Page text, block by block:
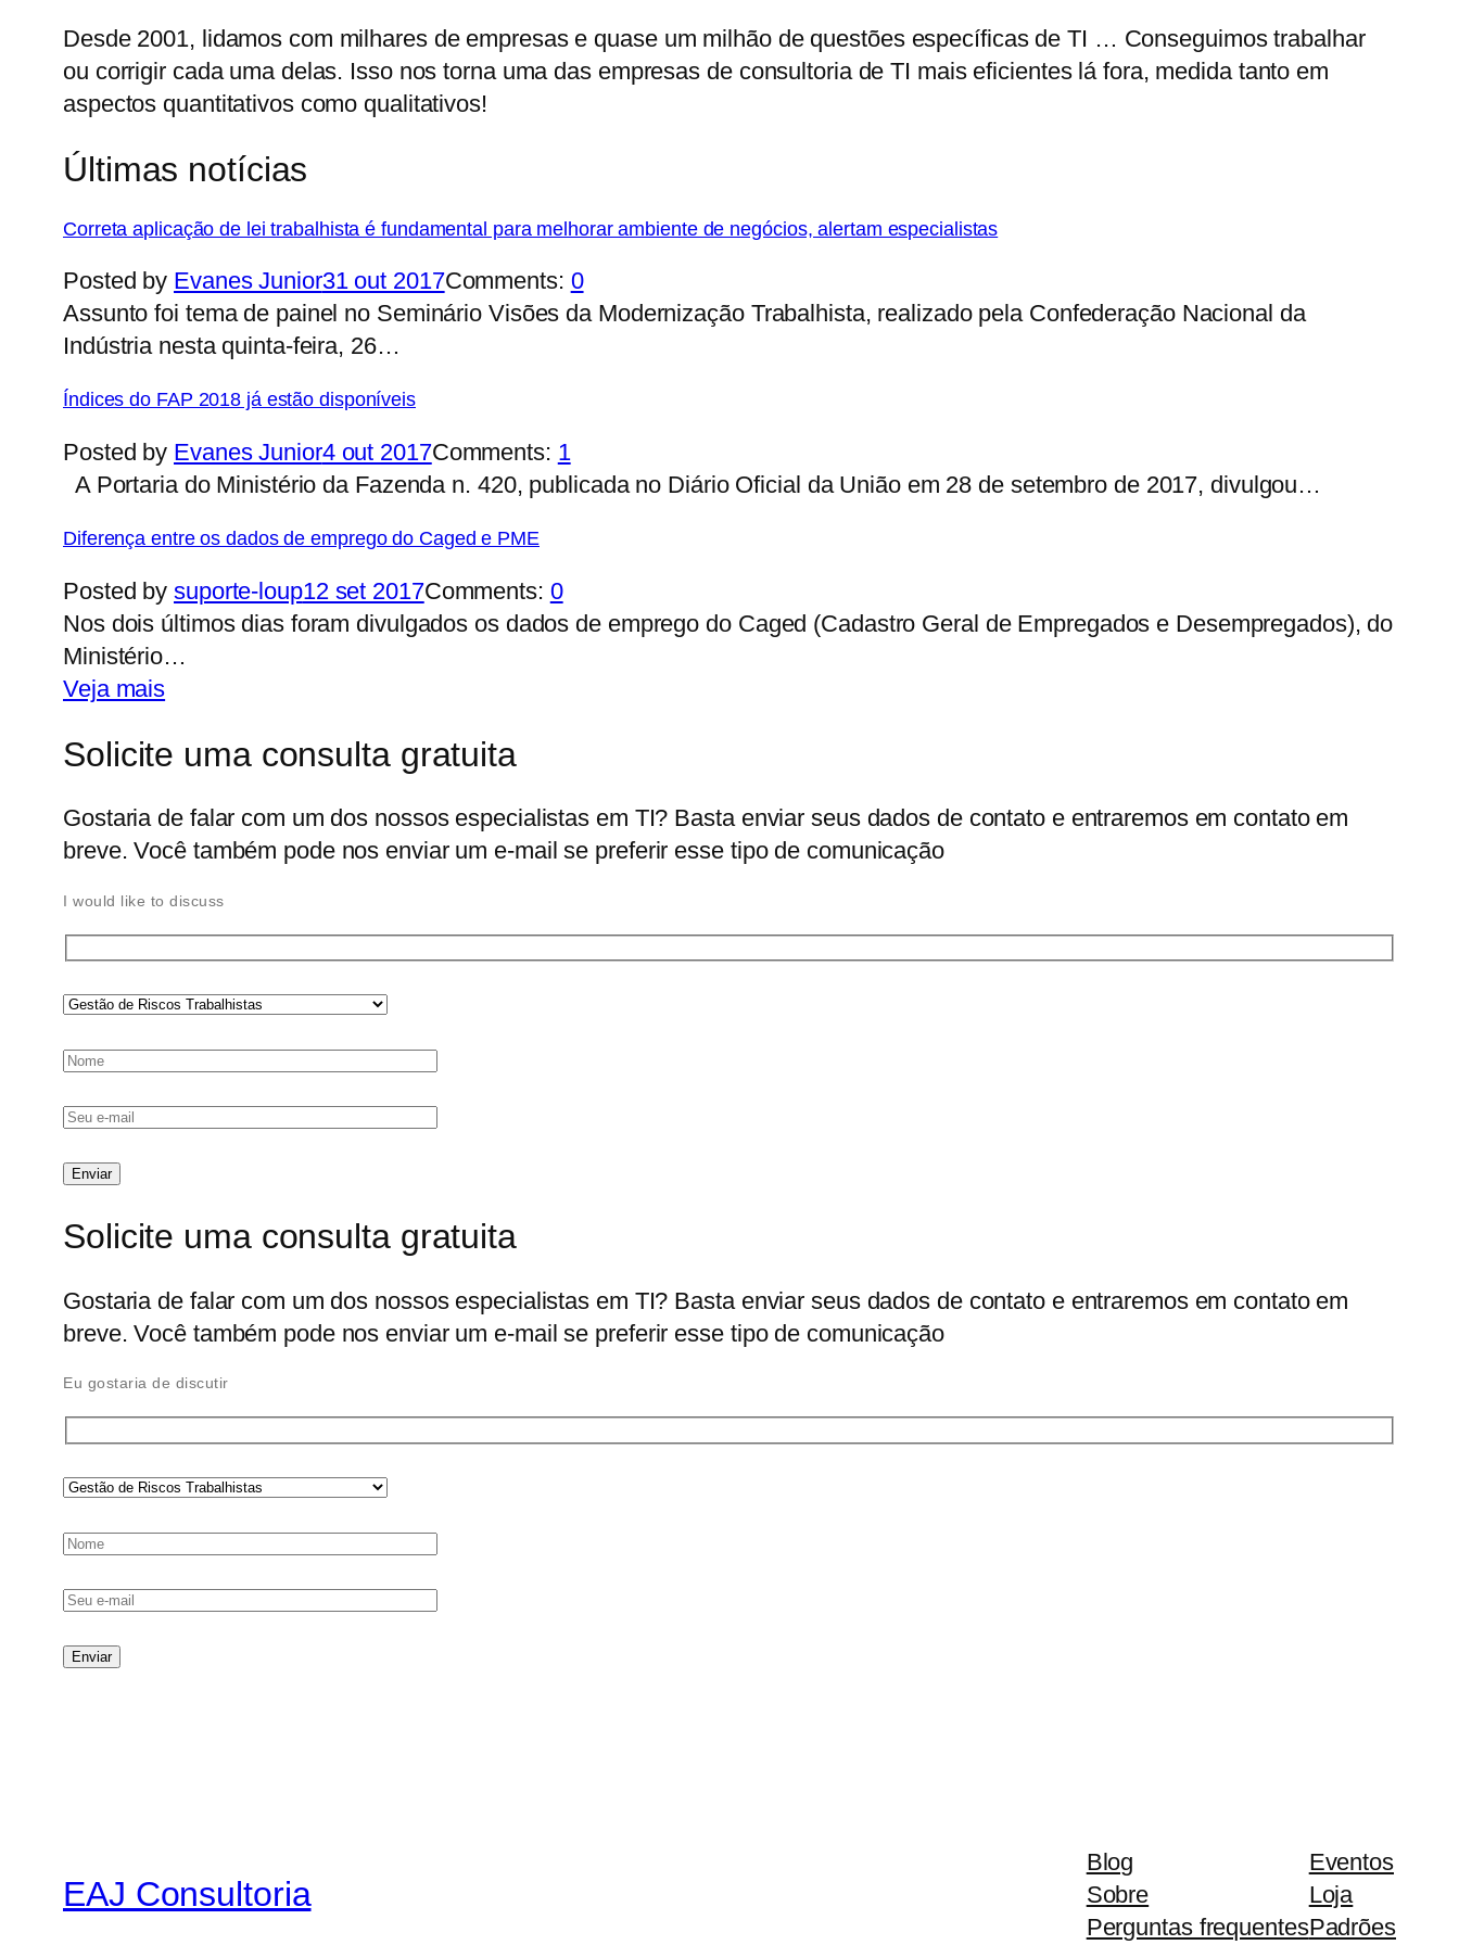
Desde 2001, lidamos com milhares de empresas e quase um milhão de questões específicas de TI … Conseguimos trabalhar
ou corrigir cada uma delas. Isso nos torna uma das empresas de consultoria de TI mais eficientes lá fora, medida tanto em
aspectos quantitativos como qualitativos!
Últimas notícias
Correta aplicação de lei trabalhista é fundamental para melhorar ambiente de negócios, alertam especialistas
Posted by Evanes Junior31 out 2017Comments: 0
Assunto foi tema de painel no Seminário Visões da Modernização Trabalhista, realizado pela Confederação Nacional da
Indústria nesta quinta-feira, 26…
Índices do FAP 2018 já estão disponíveis
Posted by Evanes Junior4 out 2017Comments: 1
A Portaria do Ministério da Fazenda n. 420, publicada no Diário Oficial da União em 28 de setembro de 2017, divulgou…
Diferença entre os dados de emprego do Caged e PME
Posted bysuporte-loup12 set 2017Comments: 0
Nos dois últimos dias foram divulgados os dados de emprego do Caged (Cadastro Geral de Empregados e Desempregados), do
Ministério…
Veja mais
Solicite uma consulta gratuita
Gostaria de falar com um dos nossos especialistas em TI? Basta enviar seus dados de contato e entraremos em contato em
breve. Você também pode nos enviar um e-mail se preferir esse tipo de comunicação
I would like to discuss
Solicite uma consulta gratuita
Gostaria de falar com um dos nossos especialistas em TI? Basta enviar seus dados de contato e entraremos em contato em
breve. Você também pode nos enviar um e-mail se preferir esse tipo de comunicação
Eu gostaria de discutir
EAJ Consultoria
Blog
Sobre
Perguntas frequentes
Eventos
Loja
Padrões